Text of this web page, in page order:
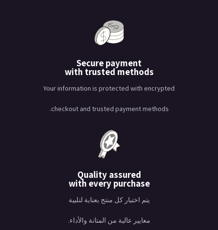
Secure payment
with trusted methods
Your information is protected with encrypted
checkout and trusted payment methods.
Quality assured
with every purchase
يتم اختبار كل منتج بعناية لتلبية
معايير عالية من المتانة والأداء.